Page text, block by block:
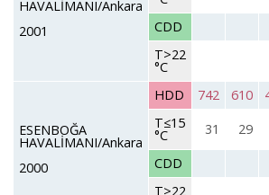
HAVALİMANI/Ankara
2001
CDD
T>22
°C
ESENBOĞA
HAVALİMANI/Ankara
2000
HDD 742 610
T≤15
°C 31 29
CDD
T>22